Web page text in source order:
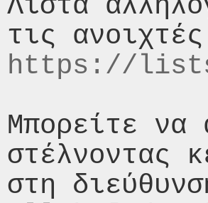
https://
Μπορείτε να
στέλνοντας
στη